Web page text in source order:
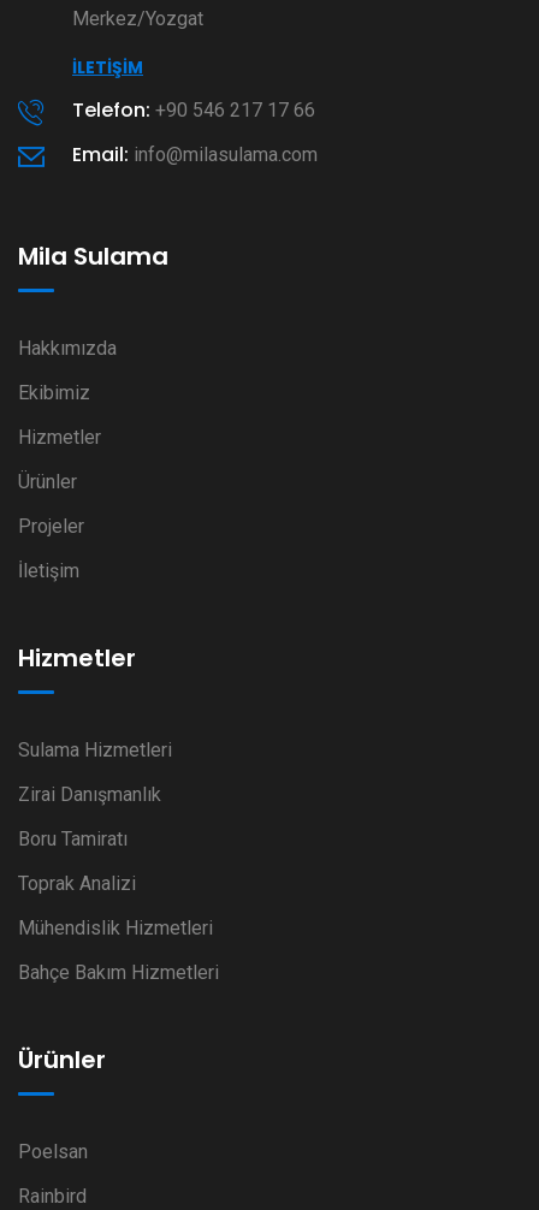
Merkez/Yozgat
İLETIŞIM
Telefon: +90 546 217 17 66
Email: info@milasulama.com
Mila Sulama
Hakkımızda
Ekibimiz
Hizmetler
Ürünler
Projeler
İletişim
Hizmetler
Sulama Hizmetleri
Zirai Danışmanlık
Boru Tamiratı
Toprak Analizi
Mühendislik Hizmetleri
Bahçe Bakım Hizmetleri
Ürünler
Poelsan
Rainbird